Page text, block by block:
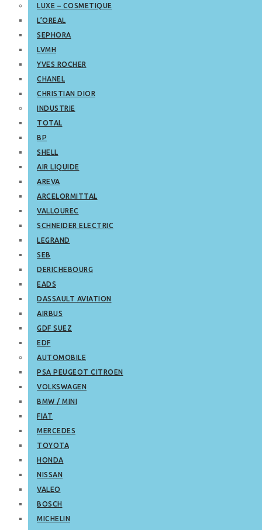
LUXE – COSMETIQUE
L’OREAL
SEPHORA
LVMH
YVES ROCHER
CHANEL
CHRISTIAN DIOR
INDUSTRIE
TOTAL
BP
SHELL
AIR LIQUIDE
AREVA
ARCELORMITTAL
VALLOUREC
SCHNEIDER ELECTRIC
LEGRAND
SEB
DERICHEBOURG
EADS
DASSAULT AVIATION
AIRBUS
GDF SUEZ
EDF
AUTOMOBILE
PSA PEUGEOT CITROEN
VOLKSWAGEN
BMW / MINI
FIAT
MERCEDES
TOYOTA
HONDA
NISSAN
VALEO
BOSCH
MICHELIN